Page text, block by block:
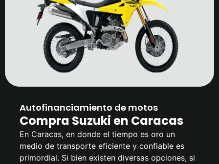
Autofinanciamiento de motos
Compra Suzuki en Caracas
En Caracas, en donde el tiempo es oro un
medio de transporte eficiente y confiable es
primordial. Si bien existen diversas opciones, si